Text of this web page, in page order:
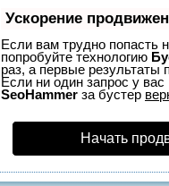
Ускорение
Если вам трудно попасть
попробуйте технологию
раз, а первые результаты
Если ни один запрос у
SeoHammer за бустер
Начать